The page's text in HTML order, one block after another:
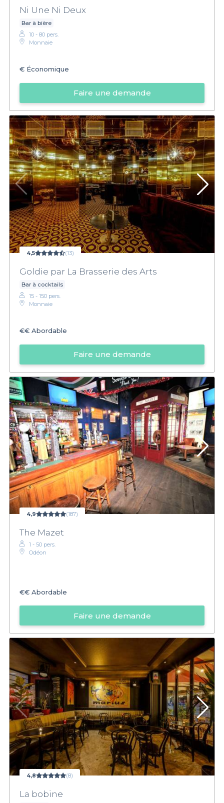
Ni Une Ni Deux
Bar à bière
10 - 80 pers.
Monnaie
€ Économique
Faire une demande
4,5 (13)
Goldie par La Brasserie des Arts
Bar à cocktails
15 - 150 pers.
Monnaie
€€ Abordable
Faire une demande
4,9 (187)
The Mazet
1 - 50 pers.
Odéon
€€ Abordable
Faire une demande
4,8 (8)
La bobine